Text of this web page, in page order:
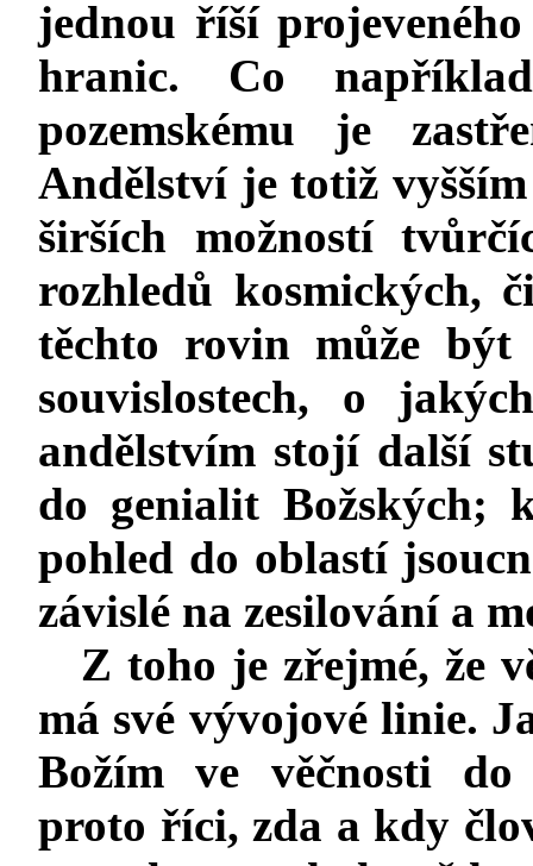
jednou říší
hranic. Co
pozemskému je
Andělství je totiž
širších možností
rozhledů kosmických,
těchto rovin může
souvislostech, o
andělstvím stojí další
do genialit Božských;
pohled do oblastí
závislé na zesilování a
Z toho je zřejmé, že
má své vývojové linie.
Božím ve věčnosti do
proto říci, zda a kdy